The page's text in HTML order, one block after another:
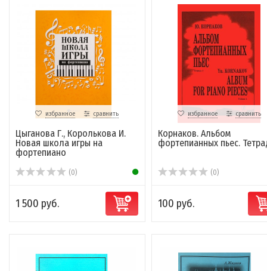
избранное сравнить
Цыганова Г., Королькова И.
Новая школа игры на
фортепиано
(0)
1 500 руб.
избранное сравнить
Корнаков. Альбом
фортепианных пьес.
(0)
100 руб.